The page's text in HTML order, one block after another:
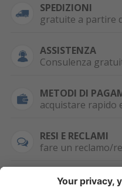
SPEDIZIONI
gratuite a partire
ASSISTENZA
Consulenza
METODI DI
acquistare rapido
RESI E RECLAMI
fare un reclamo/
SEMPRE